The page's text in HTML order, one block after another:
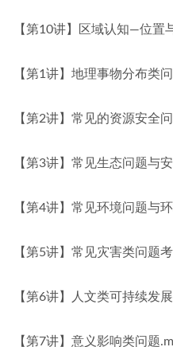
【第10讲】区域认知—位置
【第1讲】地理事物分布类
【第2讲】常见的资源安全
【第3讲】常见生态问题与
【第4讲】常见环境问题与
【第5讲】常见灾害类问题
【第6讲】人文类可持续发
【第7讲】意义影响类问题